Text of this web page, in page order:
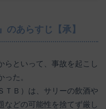
のあらすじ【承】
らといって、事故を起こし
た。
ＴＢ）は、サリーの飲酒や
などの可能性を捨てず厳し